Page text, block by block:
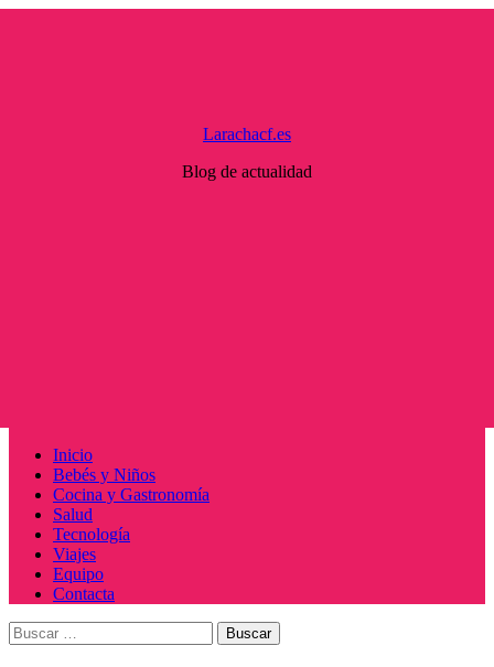
Larachacf.es
Blog de actualidad
Menú
principal
Inicio
Bebés y Niños
Cocina y Gastronomía
Salud
Tecnología
Viajes
Equipo
Contacta
Buscar: